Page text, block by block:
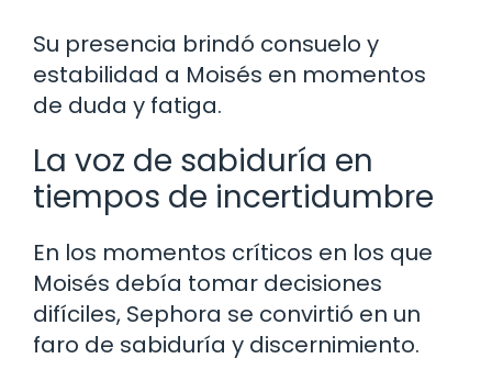
Su presencia brindó consuelo y
estabilidad a Moisés en momentos
de duda y fatiga.
La voz de sabiduría en
tiempos de incertidumbre
En los momentos críticos en los que
Moisés debía tomar decisiones
difíciles, Sephora se convirtió en un
faro de sabiduría y discernimiento.